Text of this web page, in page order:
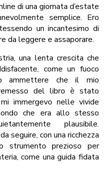
di una giornata d’estate
semplice. Ero
un incantesimo di
da leggere e assaporare.
una lenta crescita che
come un fuoco
ammettere che il mio
del libro è stato
immergevo nelle vivide
che era allo stesso
plausibile.
seguire, con una ricchezza
strumento prezioso per
come una guida fidata